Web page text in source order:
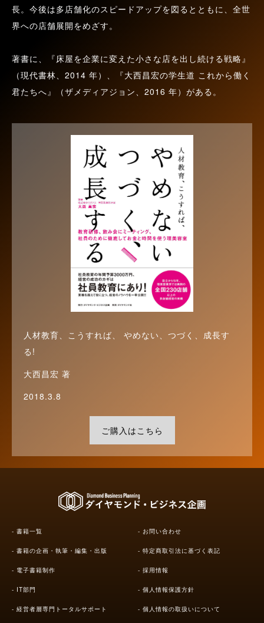
長。今後は多店舗化のスピードアップを図るとともに、全世
界への店舗展開をめざす。
著書に、『床屋を企業に変えた小さな店を出し続ける戦略』
（現代書林、2014 年）、『大西昌宏の学生道 これから働く
君たちへ』（ザメディアジョン、2016 年）がある。
人材教育、こうすれば、 やめない、つづく、成長す
る!
大西昌宏 著
2018.3.8
ご購入はこちら
書籍一覧
書籍の企画・執筆・編集・出版
電子書籍制作
IT部門
経営者層専門トータルサポート
お問い合わせ
特定商取引法に基づく表記
採用情報
個人情報保護方針
個人情報の取扱いについて